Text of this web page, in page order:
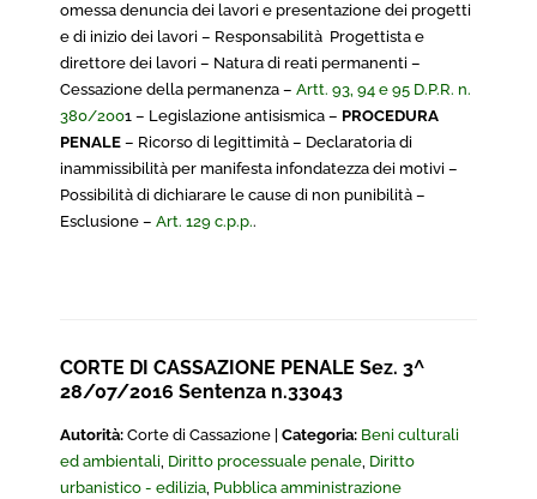
omessa denuncia dei lavori e presentazione dei progetti
e di inizio dei lavori – Responsabilità Progettista e
direttore dei lavori – Natura di reati permanenti –
Cessazione della permanenza – Artt. 93, 94 e 95 D.P.R. n.
380/2001 – Legislazione antisismica – PROCEDURA
PENALE – Ricorso di legittimità – Declaratoria di
inammissibilità per manifesta infondatezza dei motivi –
Possibilità di dichiarare le cause di non punibilità –
Esclusione – Art. 129 c.p.p..
CORTE DI CASSAZIONE PENALE Sez. 3^
28/07/2016 Sentenza n.33043
Autorità: Corte di Cassazione | Categoria: Beni culturali
ed ambientali, Diritto processuale penale, Diritto
urbanistico - edilizia, Pubblica amministrazione